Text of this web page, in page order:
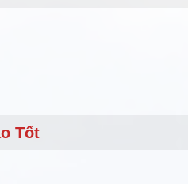
Tốt